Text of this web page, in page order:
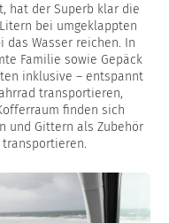
hat der Superb klar die
Litern bei umgeklappten
das Wasser reichen. In
Familie sowie Gepäck
inklusive – entspannt
transportieren,
finden sich
und Gittern als Zubehör